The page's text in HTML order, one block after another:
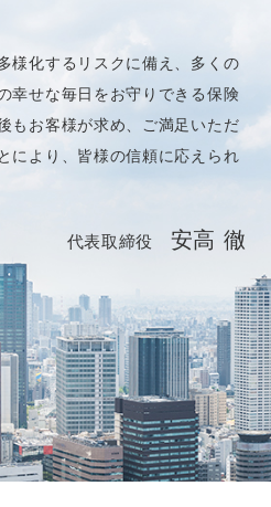
様化するリスクに備え、多くの
幸せな毎日をお守りできる保険
もお客様が求め、ご満足いただ
により、皆様の信頼に応えられ
代表取締役 安高 徹